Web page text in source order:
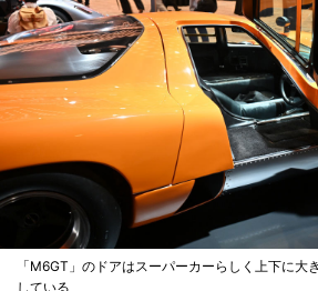
「M6GT」のドアはスーパーカーらしく上下に大
している